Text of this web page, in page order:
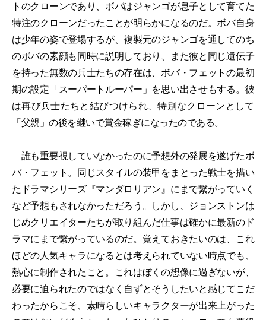
トのクローンであり、ボバはジャンゴが息子として育てた
特注のクローンだったことが明らかになるのだ。ボバ自身
は少年の姿で登場するが、複製元のジャンゴを通してのち
のボバの素顔も同時に説明しており、また彼と同じ遺伝子
を持った無数の兵士たちの存在は、ボバ・フェットの最初
期の設定「スーパートルーパー」を思い出させもする。彼
は再び兵士たちと結びつけられ、特別なクローンとして
「父親」の後を継いで賞金稼ぎになったのである。
誰も重要視していなかったのに予想外の発展を遂げたボ
バ・フェット。同じスタイルの装甲をまとった戦士を描い
たドラマシリーズ『マンダロリアン』にまで繋がっていく
など予想もされなかっただろう。しかし、ジョンストンは
じめクリエイターたちが取り組んだ仕事は確かに最新のド
ラマにまで繋がっているのだ。覚えておきたいのは、これ
ほどの人気キャラになるとは考えられていない時点でも、
熱心に制作されたこと。これはぼくの想像に過ぎないが、
必要に迫られたのではなく自ずとそうしたいと感じてこだ
わったからこそ、素晴らしいキャラクターが出来上がった